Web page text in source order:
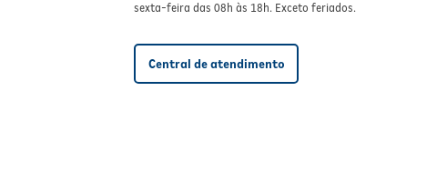
sexta-feira das 08h às 18h. Exceto feriados.
Central de atendimento